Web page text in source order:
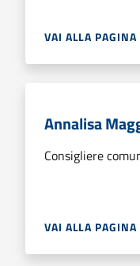
VAI ALLA PAGINA
Annalisa
Consigliere
VAI ALLA PAGINA